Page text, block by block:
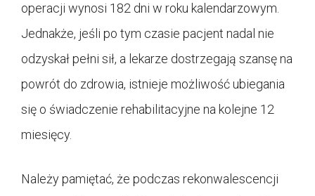
operacji wynosi 182 dni w roku kalendarzowym.
Jednakże, jeśli po tym czasie pacjent nadal nie
odzyskał pełni sił, a lekarze dostrzegają szansę na
powrót do zdrowia, istnieje możliwość ubiegania
się o świadczenie rehabilitacyjne na kolejne 12
miesięcy.
Należy pamiętać, że podczas rekonwalescencji